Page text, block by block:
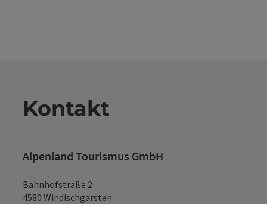
Kontakt
Alpenland Tourismus GmbH
Bahnhofstraße 2
4580 Windischgarsten